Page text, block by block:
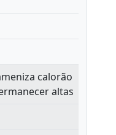
calorão
altas